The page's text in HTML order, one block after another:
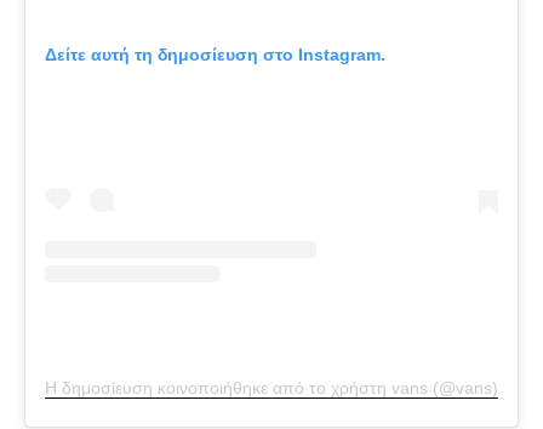
Δείτε αυτή τη δημοσίευση στο Instagram.
Η δημοσίευση κοινοποιήθηκε από το χρήστη vans (@vans)